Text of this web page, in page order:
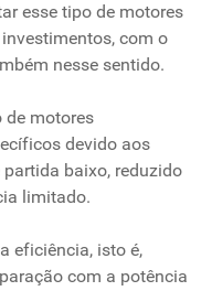
esse tipo de motores
com o
nesse sentido.
de motores
devido aos
baixo, reduzido
limitado.
eficiência, isto é,
com a potência